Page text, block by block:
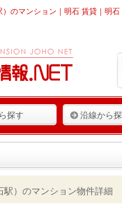
のマンション｜明石 賃貸｜明
探す 沿線から
）のマンション物件詳細